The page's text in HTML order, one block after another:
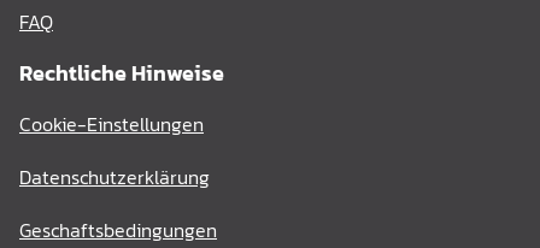
FAQ
Rechtliche Hinweise
Cookie-Einstellungen
Datenschutzerklärung
Geschaftsbedingungen